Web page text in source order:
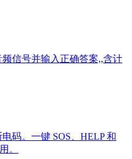
信号并输入正确答案,,含计
码。一键 SOS、HELP 和
。